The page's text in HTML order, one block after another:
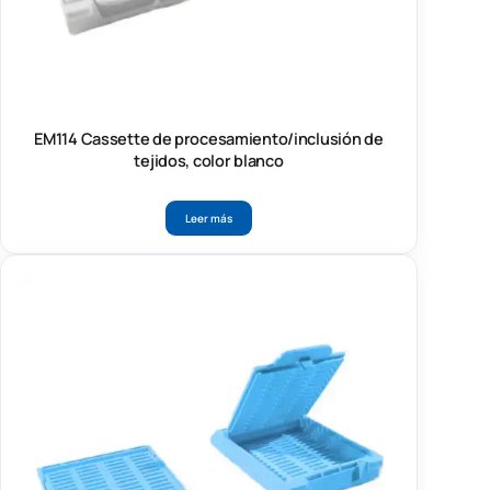
EM114 Cassette de procesamiento/inclusión de
tejidos, color blanco
Leer más